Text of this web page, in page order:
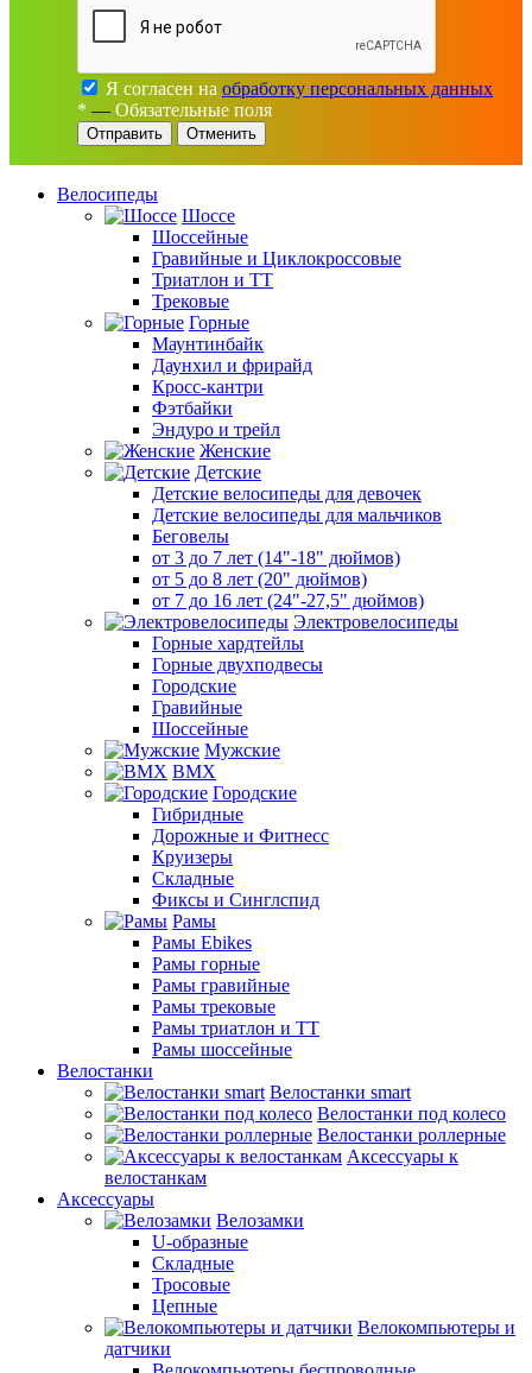
Я согласен на обработку персональных данных
* — Обязательные поля
Отменить
Велосипеды
Шоссе
Шоссейные
Гравийные и Циклокроссовые
Триатлон и ТТ
Трековые
Горные
Маунтинбайк
Даунхил и фрирайд
Кросс-кантри
Фэтбайки
Эндуро и трейл
Женские
Детские
Детские велосипеды для девочек
Детские велосипеды для мальчиков
Беговелы
от 3 до 7 лет (14"-18" дюймов)
от 5 до 8 лет (20" дюймов)
от 7 до 16 лет (24"-27,5" дюймов)
Электровелосипеды
Горные хардтейлы
Горные двухподвесы
Городские
Гравийные
Шоссейные
Мужские
BMX
Городские
Гибридные
Дорожные и Фитнесс
Круизеры
Складные
Фиксы и Синглспид
Рамы
Рамы Ebikes
Рамы горные
Рамы гравийные
Рамы трековые
Рамы триатлон и ТТ
Рамы шоссейные
Велостанки
Велостанки smart
Велостанки под колесо
Велостанки роллерные
Аксессуары к
велостанкам
Аксессуары
Велозамки
U-образные
Складные
Тросовые
Цепные
Велокомпьютеры и
датчики